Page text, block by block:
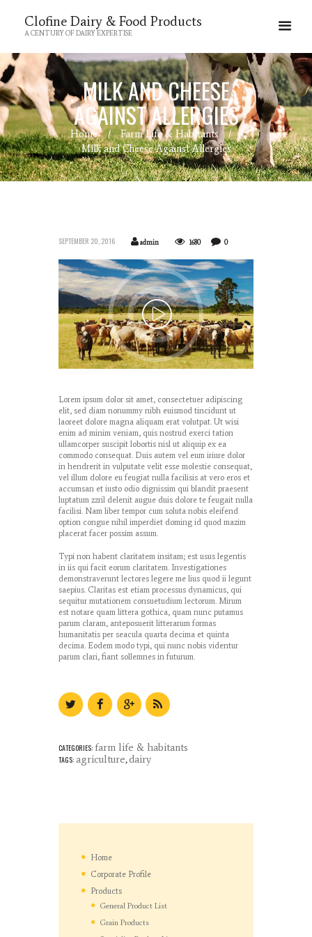
Clofine Dairy & Food Products
A CENTURY OF DAIRY EXPERTISE
MILK AND CHEESE
AGAINST ALLERGIES
Home
Farm Life & Habitants
Milk and Cheese Against Allergies
SEPTEMBER 20, 2016 admin 1680 0
Lorem ipsum dolor sit amet, consectetuer adipiscing
elit, sed diam nonummy nibh euismod tincidunt ut
laoreet dolore magna aliquam erat volutpat. Ut wisi
enim ad minim veniam, quis nostrud exerci tation
ullamcorper suscipit lobortis nisl ut aliquip ex ea
commodo consequat. Duis autem vel eum iriure dolor
in hendrerit in vulputate velit esse molestie consequat,
vel illum dolore eu feugiat nulla facilisis at vero eros et
accumsan et iusto odio dignissim qui blandit praesent
luptatum zzril delenit augue duis dolore te feugait nulla
facilisi. Nam liber tempor cum soluta nobis eleifend
option congue nihil imperdiet doming id quod mazim
placerat facer possim assum.
Typi non habent claritatem insitam; est usus legentis
in iis qui facit eorum claritatem. Investigationes
demonstraverunt lectores legere me lius quod ii legunt
saepius. Claritas est etiam processus dynamicus, qui
sequitur mutationem consuetudium lectorum. Mirum
est notare quam littera gothica, quam nunc putamus
parum claram, anteposuerit litterarum formas
humanitatis per seacula quarta decima et quinta
decima. Eodem modo typi, qui nunc nobis videntur
parum clari, fiant sollemnes in futurum.
CATEGORIES: farm life & habitants
TAGS: agriculture,dairy
Home
Corporate Profile
Products
General Product List
Grain Products